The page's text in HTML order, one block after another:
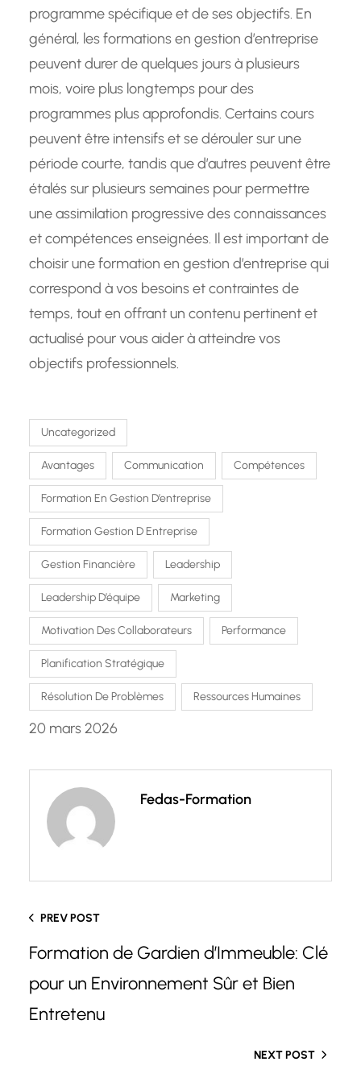
programme spécifique et de ses objectifs. En
général, les formations en gestion d’entreprise
peuvent durer de quelques jours à plusieurs
mois, voire plus longtemps pour des
programmes plus approfondis. Certains cours
peuvent être intensifs et se dérouler sur une
période courte, tandis que d’autres peuvent être
étalés sur plusieurs semaines pour permettre
une assimilation progressive des connaissances
et compétences enseignées. Il est important de
choisir une formation en gestion d’entreprise qui
correspond à vos besoins et contraintes de
temps, tout en offrant un contenu pertinent et
actualisé pour vous aider à atteindre vos
objectifs professionnels.
Uncategorized
Avantages Communication Compétences
Formation En Gestion D’entreprise
Formation Gestion D Entreprise
Gestion Financière Leadership
Leadership D’équipe Marketing
Motivation Des Collaborateurs Performance
Planification Stratégique
Résolution De Problèmes Ressources Humaines
20 mars 2026
Fedas-Formation
PREV POST
Formation de Gardien d’Immeuble: Clé
pour un Environnement Sûr et Bien
Entretenu
NEXT POST